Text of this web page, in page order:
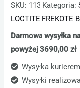
SKU: 113 Kategoria:
LOCTITE FREKOTE
Darmowa wysyłka
powyżej 3690,00 zł
Wysyłka
Wysyłki